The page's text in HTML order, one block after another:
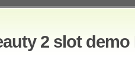
2 slot demo